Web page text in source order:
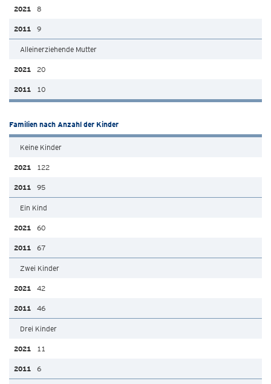
8
9
Alleinerziehende Mutter
20
10
Familien nach Anzahl der Kinder
Keine Kinder
122
95
Ein Kind
60
67
Zwei Kinder
42
46
Drei Kinder
11
6